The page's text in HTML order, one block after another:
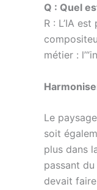
Q : Quel
R : L’IA
métier :
Le
soit
plus dans
passant
devait